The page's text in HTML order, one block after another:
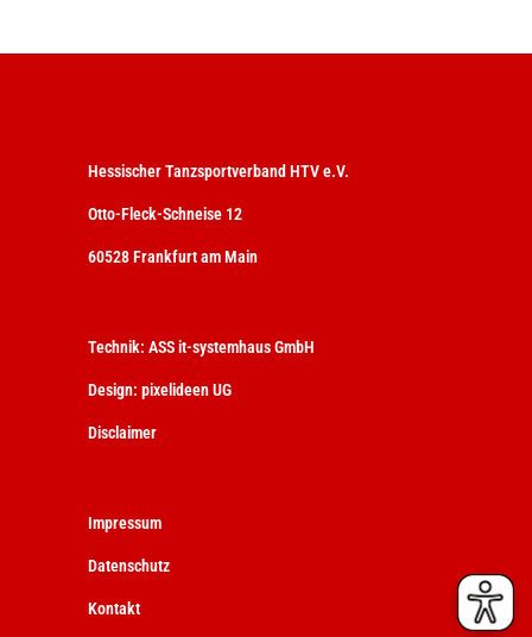
Hessischer Tanzsportverband HTV e.V.
Otto-Fleck-Schneise 12
60528 Frankfurt am Main
Technik: ASS it-systemhaus GmbH
Design: pixelideen UG
Disclaimer
Impressum
Datenschutz
Kontakt